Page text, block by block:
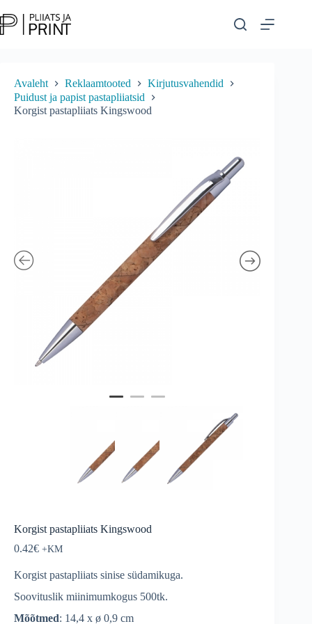
to
content
Avaleht Reklaamtooted
Kirjutusvahendid
Puidust ja papist pastapliiatsid
Korgist pastapliiats Kingswood
Korgist pastapliiats Kingswood
0.42€
Korgist pastapliiats sinise südamikuga.
Soovituslik miinimumkogus 500tk.
Mõõtmed: 14,4 x ø 0,9 cm